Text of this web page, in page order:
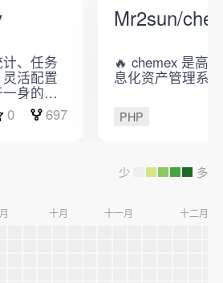
、任务
活配置
身的开
也可以称
致力于减
必要的
。
0 697
Mr2sun/
🔥 chemex 是高
息化资产管理系
PHP
少 多
十月 十一月 十二月